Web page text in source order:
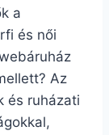
a
és női
Az
és ruházati